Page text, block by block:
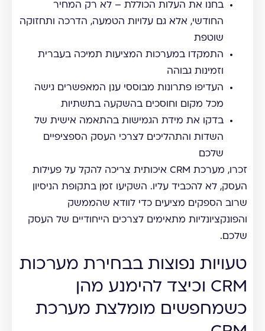
בחנו את העלות הכוללת – לא רק המחיר
החודשי, אלא גם עלויות הטמעה, הדרכה ותחזוקה
שוטפת
התמקדו במערכות המציעות תמיכה בעברית
וזמינות גבוהה
העדיפו פתרונות מבוססי ענן המאפשרים גישה
מכל מקום וחוסכים בהשקעה בתשתיות
בדקו את מידת הגמישות בהתאמה אישית של
השדות והתהליכים לצרכי העסק הספציפיים
שלכם
זכרו, מערכת CRM איכותית צריכה להקל על פעילות
העסק, לא להכביד עליו. השקיעו זמן בתקופת הניסיון
שרוב הספקים מציעים כדי לוודא שהממשק
והפונקציונליות מתאימים לצרכים הייחודיים של העסק
שלכם.
טעויות נפוצות בבחירת מערכות
CRM וכיצד להימנע מהן
כשמחפשים מומלצת מערכת